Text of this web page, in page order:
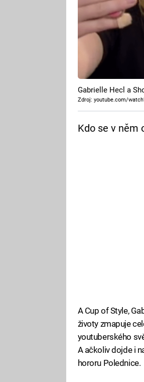
Gabrielle Hecl a
Zdroj: youtube.com/
Kdo se v něm
A Cup of Style,
životy zmapuje
youtuberského
A ačkoliv dojde i
hororu Polednice.